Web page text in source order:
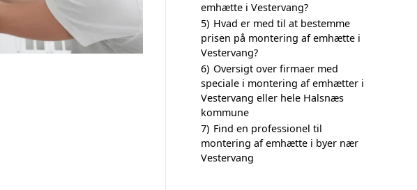
emhætte i Vestervang?
5) Hvad er med til at bestemme
prisen på montering af emhætte i
Vestervang?
6) Oversigt over firmaer med
speciale i montering af emhætter i
Vestervang eller hele Halsnæs
kommune
7) Find en professionel til
montering af emhætte i byer nær
Vestervang